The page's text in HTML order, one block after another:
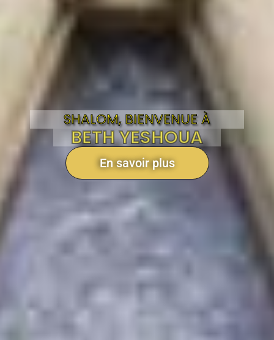
SHALOM, BIENVENUE À
BETH YESHOUA
En savoir plus